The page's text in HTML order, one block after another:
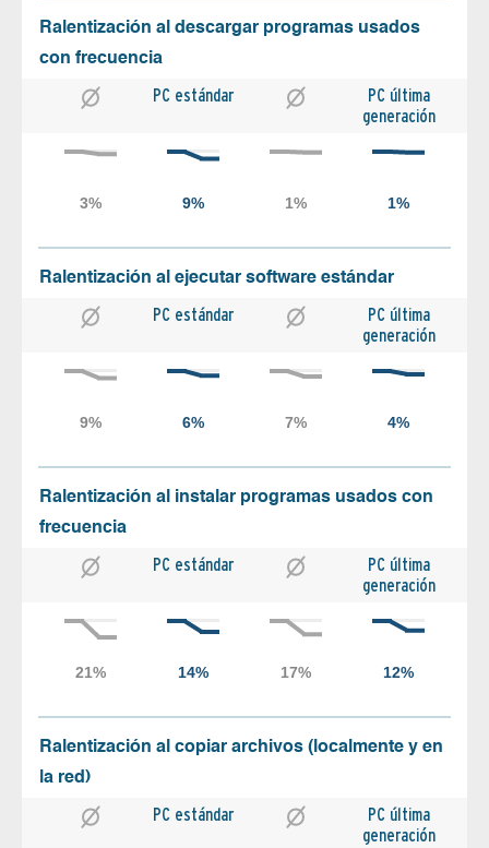
Ralentización al descargar programas usados
con frecuencia
PC estándar
PC última
generación
Ralentización al ejecutar software estándar
PC estándar
PC última
generación
Ralentización al instalar programas usados con
frecuencia
PC estándar
PC última
generación
Ralentización al copiar archivos (localmente y en
la red)
PC estándar
PC última
generación